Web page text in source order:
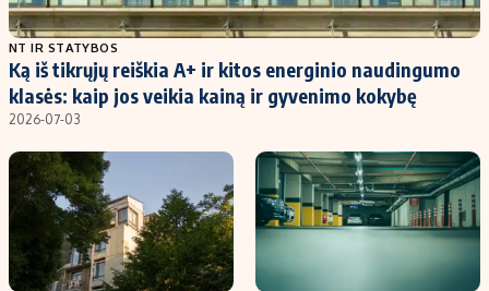
Populiarios temos
Investavimas
Akcijų rinka
Saulės elektrinės
Kriptovaliutos
Infliacija
Migracija
Titulinis
Nedarbo išmokos skaičiuoklė
Indėlių skaičiuoklė
Būsto finansai
Įdomios naujienos
NT IR STATYBOS
Ką iš tikrųjų reiškia A+ ir kitos energinio naudingumo
klasės: kaip jos veikia kainą ir gyvenimo kokybę
2026-07-03